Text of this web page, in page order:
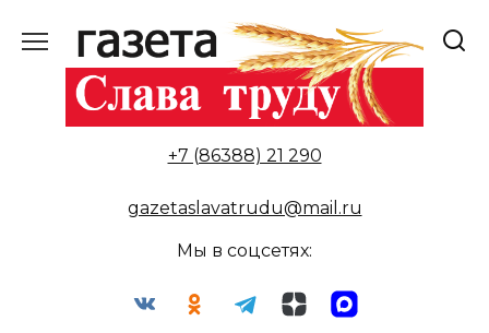
содержанию
+7 (86388) 21 290
gazetaslavatrudu@mail.ru
Мы в соцсетях: